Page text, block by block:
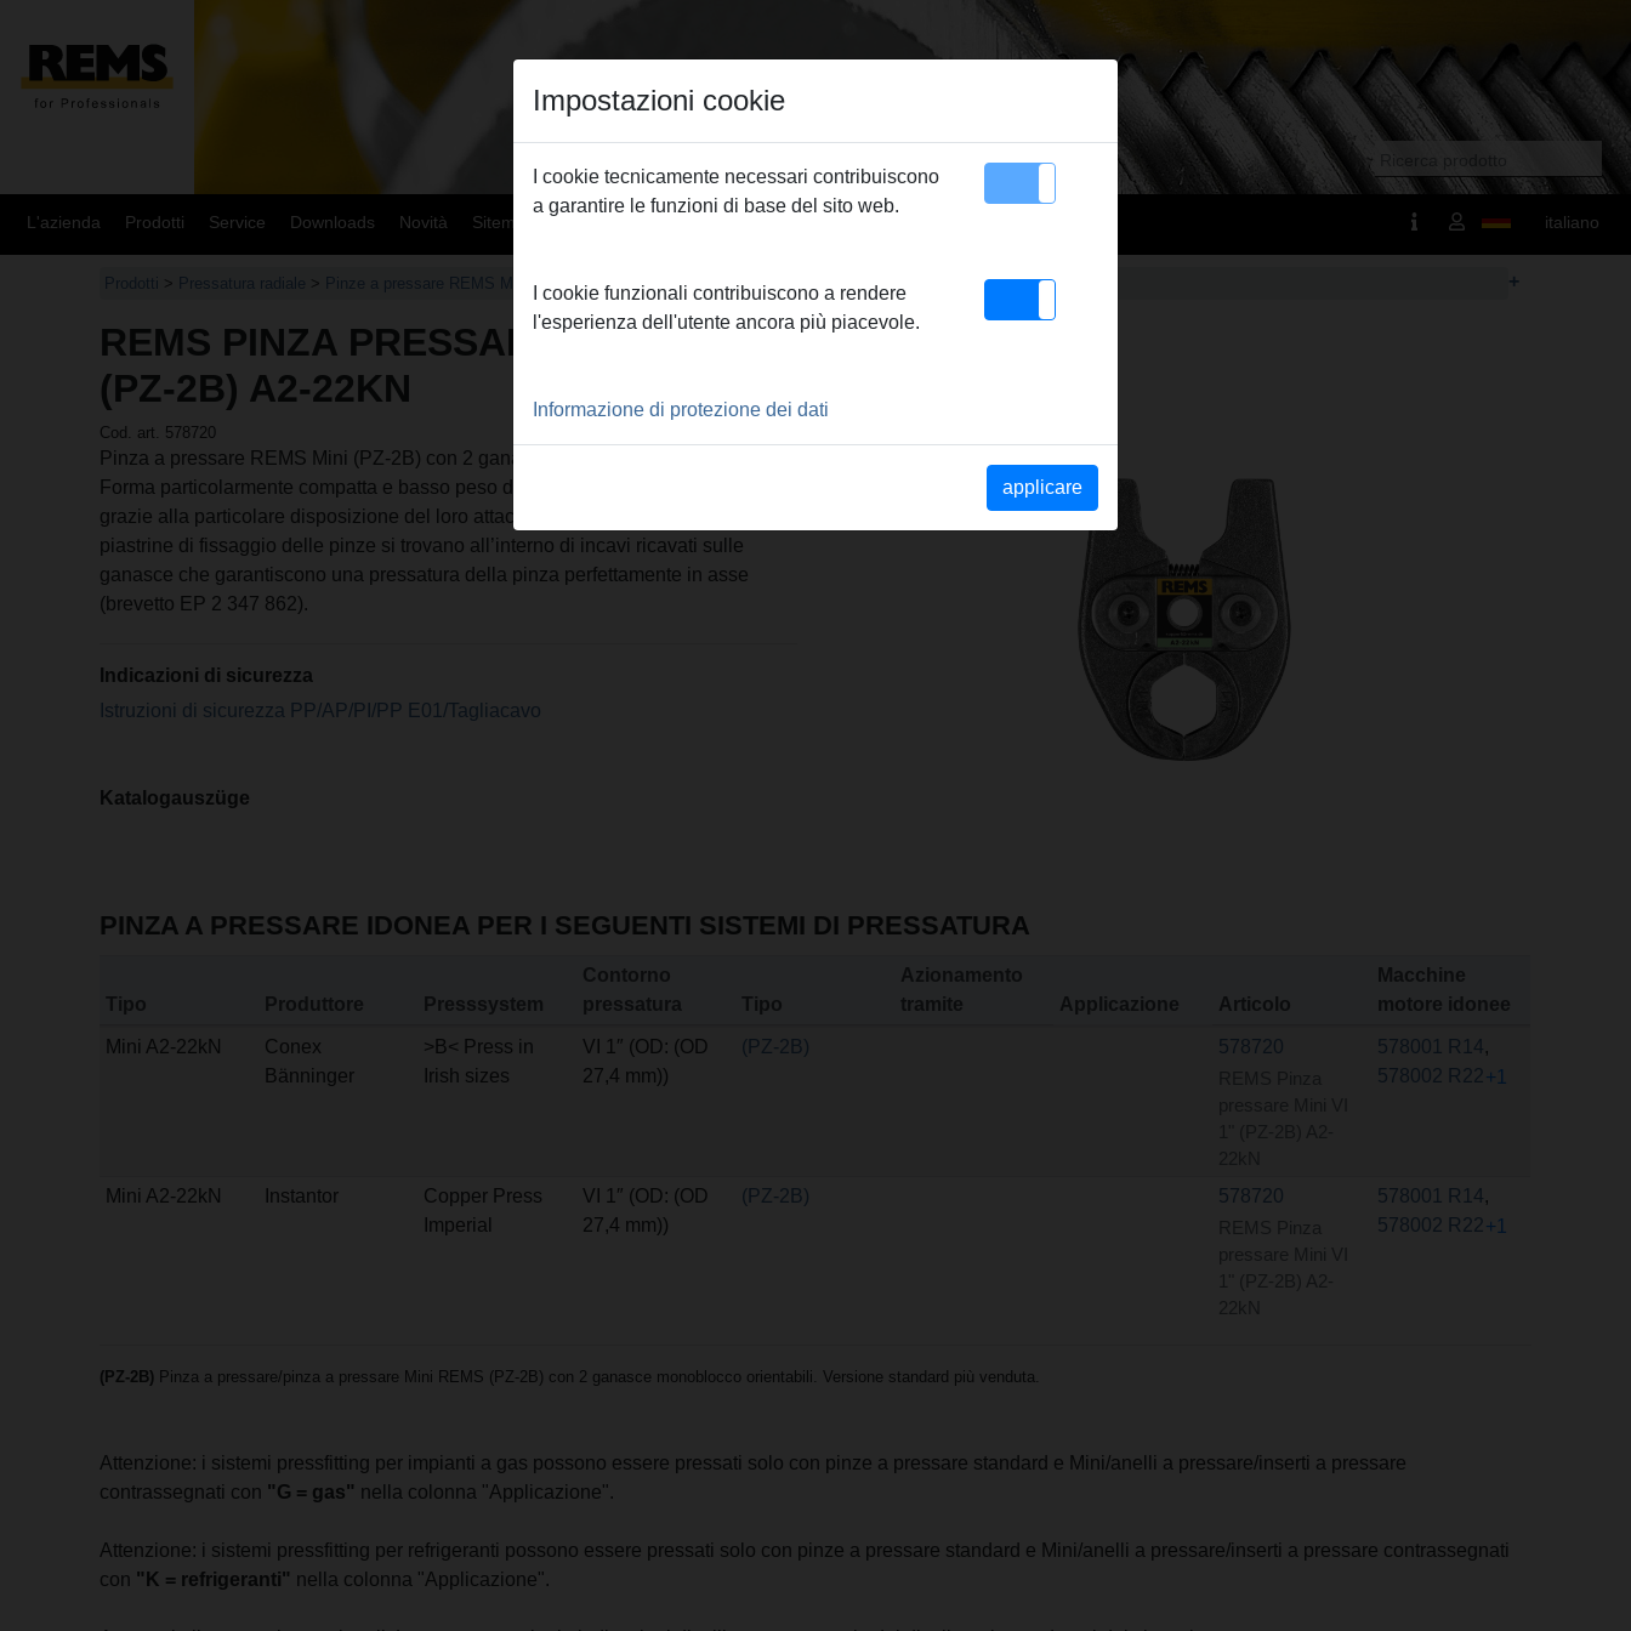
L'azienda Prodotti Service Downloads Novità Sitemap italiano
Prodotti > Pressatura radiale > Pinze a pressare REMS Mini/anelli a pressare REMS Mini > REMS Pinza pressare Mini VI 1" +
REMS PINZA PRESSARE MINI VI 1"
(PZ-2B) A2-22KN
Cod. art. 578720
Pinza a pressare REMS Mini (PZ-2B) con 2 ganasce monoblocco orientabili.
Forma particolarmente compatta e basso peso delle pinze a pressare REMS Mini
grazie alla particolare disposizione del loro attacco (brevetto EP 1 952 948). Le
piastrine di fissaggio delle pinze si trovano all’interno di incavi ricavati sulle
ganasce che garantiscono una pressatura della pinza perfettamente in asse
(brevetto EP 2 347 862).
Indicazioni di sicurezza
Istruzioni di sicurezza PP/AP/PI/PP E01/Tagliacavo
Katalogauszüge
PINZA A PRESSARE IDONEA PER I SEGUENTI SISTEMI DI PRESSATURA
Tipo Produttore Presssystem
Contorno
pressatura
Tipo
Azionamento
tramite
Applicazione Articolo
Macchine
motore idonee
Mini A2-22kN
Conex
Bänninger
>B< Press in
Irish sizes
VI 1″ (OD: (OD
27,4 mm))
(PZ-2B) 578720 578001 R14,
578002 R22+1
Mini A2-22kN Instantor
Copper Press
Imperial
VI 1″ (OD: (OD
27,4 mm))
(PZ-2B) 578720 578001 R14,
578002 R22+1
(PZ-2B) Pinza a pressare/pinza a pressare Mini REMS (PZ-2B) con 2 ganasce monoblocco orientabili. Versione standard più venduta.
Attenzione: i sistemi pressfitting per impianti a gas possono essere pressati solo con pinze a pressare standard e Mini/anelli a pressare/inserti a pressare
contrassegnati con "G = gas" nella colonna "Applicazione".
Attenzione: i sistemi pressfitting per refrigeranti possono essere pressati solo con pinze a pressare standard e Mini/anelli a pressare/inserti a pressare contrassegnati
con "K = refrigeranti" nella colonna "Applicazione".
Impostazioni cookie
I cookie tecnicamente necessari contribuiscono
a garantire le funzioni di base del sito web.
I cookie funzionali contribuiscono a rendere
l'esperienza dell'utente ancora più piacevole.
Informazione di protezione dei dati
applicare